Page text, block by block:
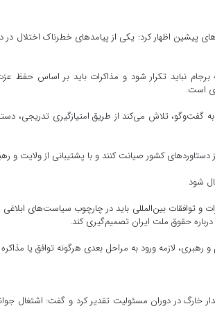
پیشین اظهار کرد: یکی از پیامدهای خطرناک اختلال
برجام نباید تکرار شود و مذاکرات باید بر اساس حفظ
است.
گفت‌وگو، تلاش می‌کند از طریق امتیازگیری تدریجی،
دستاوردهای کشور صیانت کنند و با پشتیبانی از ولایت
شود
و توافقات بین‌المللی باید در چارچوب سیاست‌های
حقوق ملت ایران تصمیم‌گیری کند.
لازمه ورود به مراحل بعدی هرگونه توافق یا
در دوران مسئولیت تقدیر کرد و گفت: اشتغال